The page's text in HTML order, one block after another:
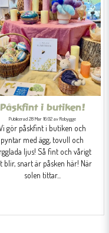
Påskfint i butiken!
Publicerad 28 Mar 16:02 av Robygge
gör påskfint i butiken och
pyntar med ägg, tovull och
ljus! Så fint och vårigt
blir, snart är påsken här! När
solen tittar...